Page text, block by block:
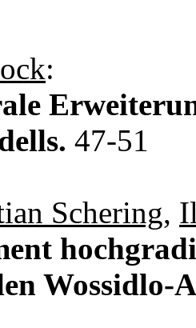
:
47-51
Schering,
Wossidlo-